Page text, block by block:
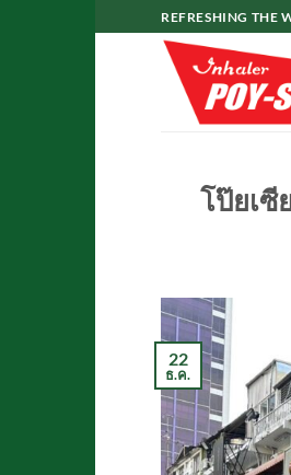
ไป
REFRESHING THE
โป๊ยเซี
22
ธ.ค.